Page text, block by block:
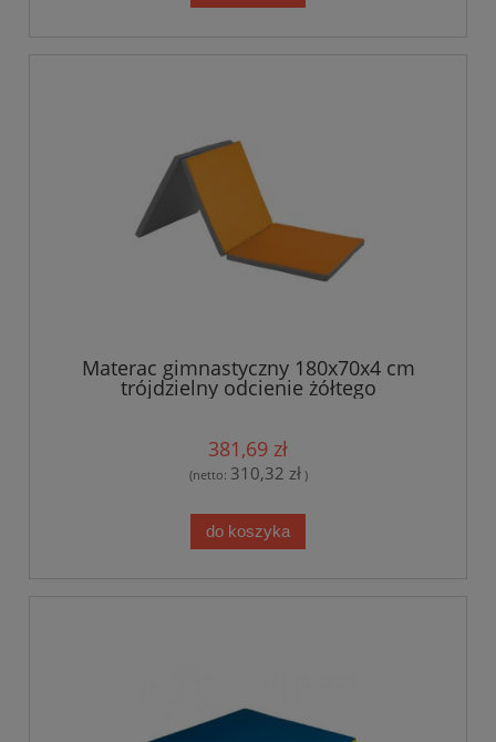
Materac gimnastyczny 180x70x4 cm
trójdzielny odcienie żółtego
381,69 zł
(netto: 310,32 zł)
do koszyka